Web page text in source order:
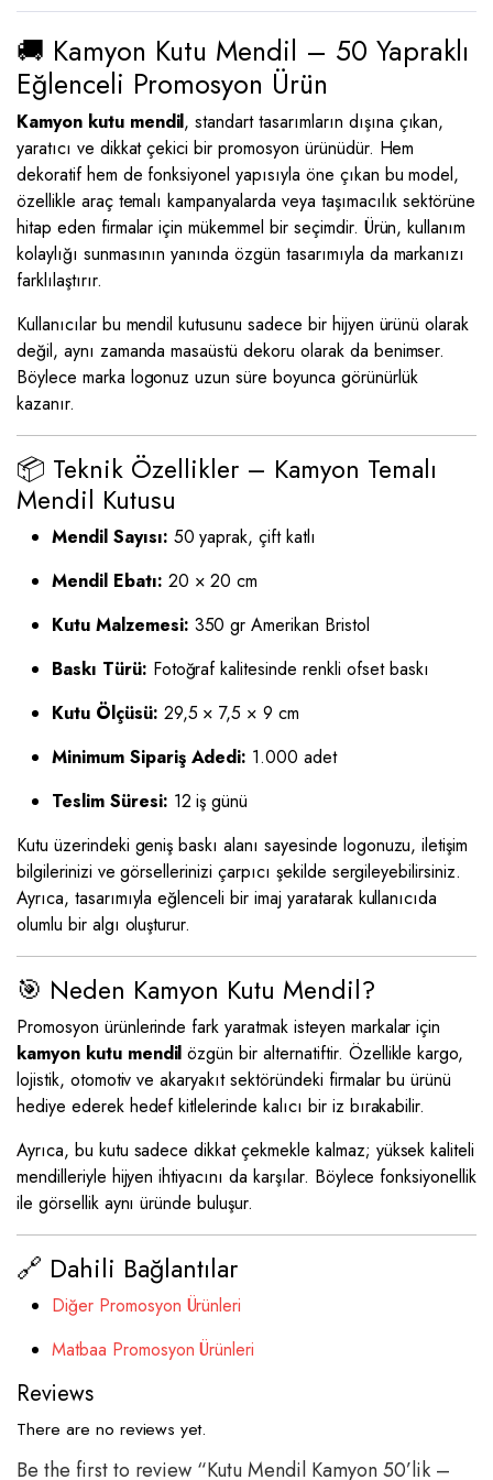
🚚 Kamyon Kutu Mendil – 50 Yapraklı
Eğlenceli Promosyon Ürün
Kamyon kutu mendil, standart tasarımların dışına çıkan,
yaratıcı ve dikkat çekici bir promosyon ürünüdür. Hem
dekoratif hem de fonksiyonel yapısıyla öne çıkan bu model,
özellikle araç temalı kampanyalarda veya taşımacılık sektörüne
hitap eden firmalar için mükemmel bir seçimdir. Ürün, kullanım
kolaylığı sunmasının yanında özgün tasarımıyla da markanızı
farklılaştırır.
Kullanıcılar bu mendil kutusunu sadece bir hijyen ürünü olarak
değil, aynı zamanda masaüstü dekoru olarak da benimser.
Böylece marka logonuz uzun süre boyunca görünürlük
kazanır.
📦 Teknik Özellikler – Kamyon Temalı
Mendil Kutusu
Mendil Sayısı: 50 yaprak, çift katlı
Mendil Ebatı: 20 × 20 cm
Kutu Malzemesi: 350 gr Amerikan Bristol
Baskı Türü: Fotoğraf kalitesinde renkli ofset baskı
Kutu Ölçüsü: 29,5 × 7,5 × 9 cm
Minimum Sipariş Adedi: 1.000 adet
Teslim Süresi: 12 iş günü
Kutu üzerindeki geniş baskı alanı sayesinde logonuzu, iletişim
bilgilerinizi ve görsellerinizi çarpıcı şekilde sergileyebilirsiniz.
Ayrıca, tasarımıyla eğlenceli bir imaj yaratarak kullanıcıda
olumlu bir algı oluşturur.
🎯 Neden Kamyon Kutu Mendil?
Promosyon ürünlerinde fark yaratmak isteyen markalar için
kamyon kutu mendil özgün bir alternatiftir. Özellikle kargo,
lojistik, otomotiv ve akaryakıt sektöründeki firmalar bu ürünü
hediye ederek hedef kitlelerinde kalıcı bir iz bırakabilir.
Ayrıca, bu kutu sadece dikkat çekmekle kalmaz; yüksek kaliteli
mendilleriyle hijyen ihtiyacını da karşılar. Böylece fonksiyonellik
ile görsellik aynı üründe buluşur.
🔗 Dahili Bağlantılar
Diğer Promosyon Ürünleri
Matbaa Promosyon Ürünleri
Reviews
There are no reviews yet.
Be the first to review “Kutu Mendil Kamyon 50’lik –